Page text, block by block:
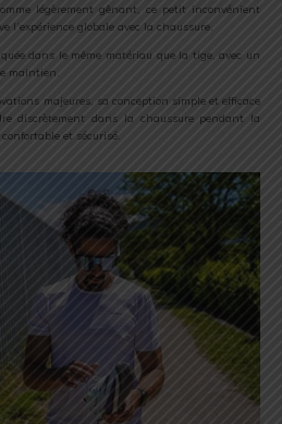
légèrement gênant, ce petit inconvénient
l’expérience globale avec la chaussure.
dans le même matériau que la tige, avec un
maintien.
majeures, sa conception simple et efficace
discrètement dans la chaussure pendant la
et sécurisé.